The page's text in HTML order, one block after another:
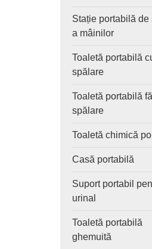
Stație portabilă de
a mâinilor
Toaletă portabilă
spălare
Toaletă portabilă
spălare
Toaletă chimică
Casă portabilă
Suport portabil
urinal
Toaletă portabilă
ghemuită